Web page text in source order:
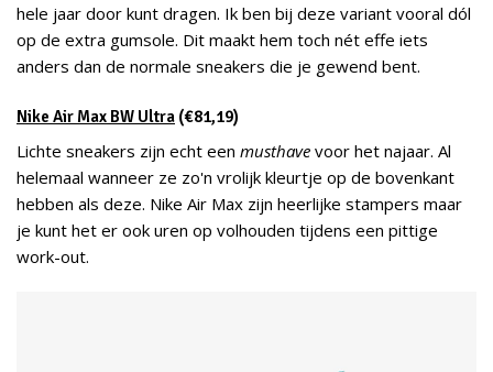
hele jaar door kunt dragen. Ik ben bij deze variant vooral dól
op de extra gumsole. Dit maakt hem toch nét effe iets
anders dan de normale sneakers die je gewend bent.
Nike Air Max BW Ultra (€81,19)
Lichte sneakers zijn echt een musthave voor het najaar. Al
helemaal wanneer ze zo'n vrolijk kleurtje op de bovenkant
hebben als deze. Nike Air Max zijn heerlijke stampers maar
je kunt het er ook uren op volhouden tijdens een pittige
work-out.